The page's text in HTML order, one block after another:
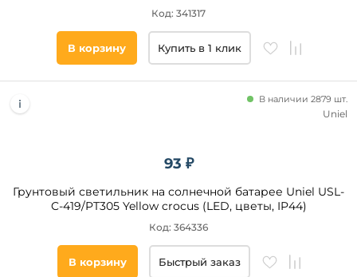
Код: 341317
В корзину Купить в 1 клик
93 ₽
Грунтовый светильник на солнечной батарее Uniel USL-
C-419/PT305 Yellow crocus (LED, цветы, IP44)
В наличии 2879 шт.
Код: 364336
Uniel
В корзину Быстрый заказ